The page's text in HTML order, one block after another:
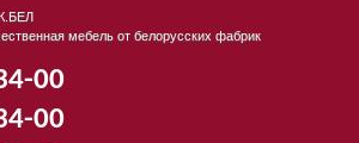
мебель от белорусских фабрик
00
00